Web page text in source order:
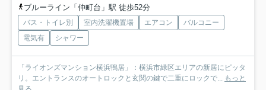
ブルーライン「仲町台」駅 徒歩52分
バス・トイレ別 室内洗濯機置場 エアコン
バルコニー
電気有
シャワー
「ライオンズマンション横浜鴨居」：横浜市緑区エリアの新居にピッタ
リ。エントランスのオートロックと玄関の鍵で二重にロックで... もっと